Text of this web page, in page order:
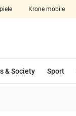
Krone mobile
aufklappen
& Society Sport